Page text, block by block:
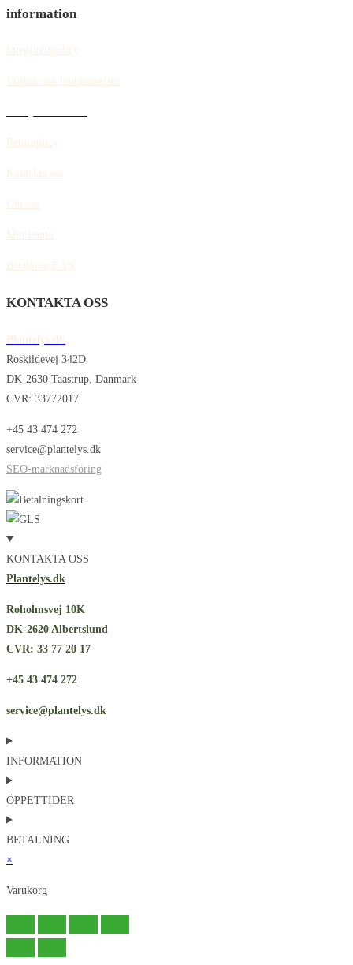
information
Integritetspolicy
Villkor och bestämmelser
Returpolicy
Kontakta oss
Om oss
Mitt konto
Betalning EAN
KONTAKTA OSS
Plantelys.dk
Roskildevej 342D
DK-2630 Taastrup, Danmark
CVR: 33772017
+45 43 474 272
service@plantelys.dk
SEO-marknadsföring
KONTAKTA OSS
Plantelys.dk
Roholmsvej 10K
DK-2620 Albertslund
CVR: 33 77 20 17
+45 43 474 272
service@plantelys.dk
INFORMATION
ÖPPETTIDER
BETALNING
×
Varukorg